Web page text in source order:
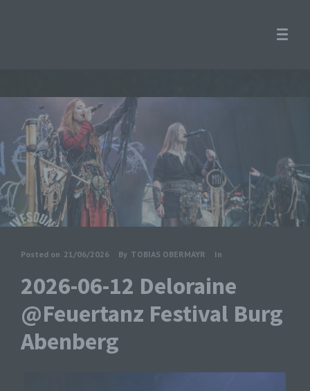
Posted on 21/06/2026 By TOBIAS OBERMAYR In
2026-06-12 Deloraine
@Feuertanz Festival Burg
Abenberg